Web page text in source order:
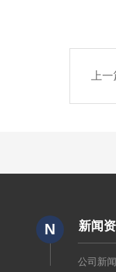
上
N 新闻
公司新